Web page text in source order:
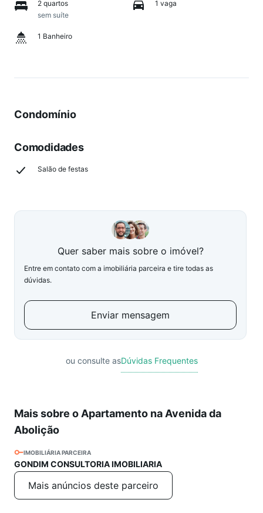
2 quartos
sem suíte
1 vaga
1 Banheiro
Condomínio
Comodidades
Salão de festas
Quer saber mais sobre o imóvel?
Entre em contato com a imobiliária parceira e tire todas as
dúvidas.
Enviar mensagem
ou consulte asDúvidas Frequentes
Mais sobre o Apartamento na Avenida da
Abolição
IMOBILIÁRIA PARCEIRA
GONDIM CONSULTORIA IMOBILIARIA
Mais anúncios deste parceiro